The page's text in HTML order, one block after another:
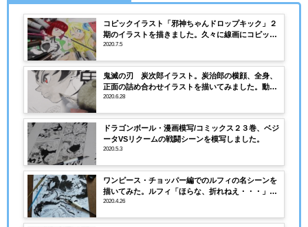
コピックイラスト「邪神ちゃんドロップキック」２
期のイラストを描きました。久々に線画にコピック
マルチライナー を使いました。動画付き
2020.7.5
鬼滅の刃 炭次郎イラスト。炭治郎の横顔、全身、
正面の詰め合わせイラストを描いてみました。動画
付き
2020.6.28
ドラゴンボール・漫画模写/コミックス２３巻、ベジ
ータVSリクームの戦闘シーンを模写しました。
2020.5.3
ワンピース・チョッパー編でのルフィの名シーンを
描いてみた。ルフィ「ほらな、折れねえ・・・」動
画あり
2020.4.26